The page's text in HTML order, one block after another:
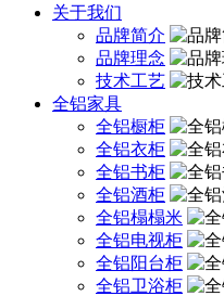
关于我们
品牌简介
品牌理念
技术工艺
全铝家具
全铝橱柜
全铝衣柜
全铝书柜
全铝酒柜
全铝榻榻米
全铝电视柜
全铝阳台柜
全铝卫浴柜